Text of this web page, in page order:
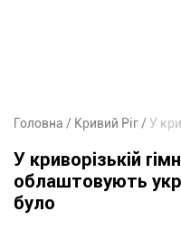
Головна Кривий Ріг
У криворізькій
облаштовують
було